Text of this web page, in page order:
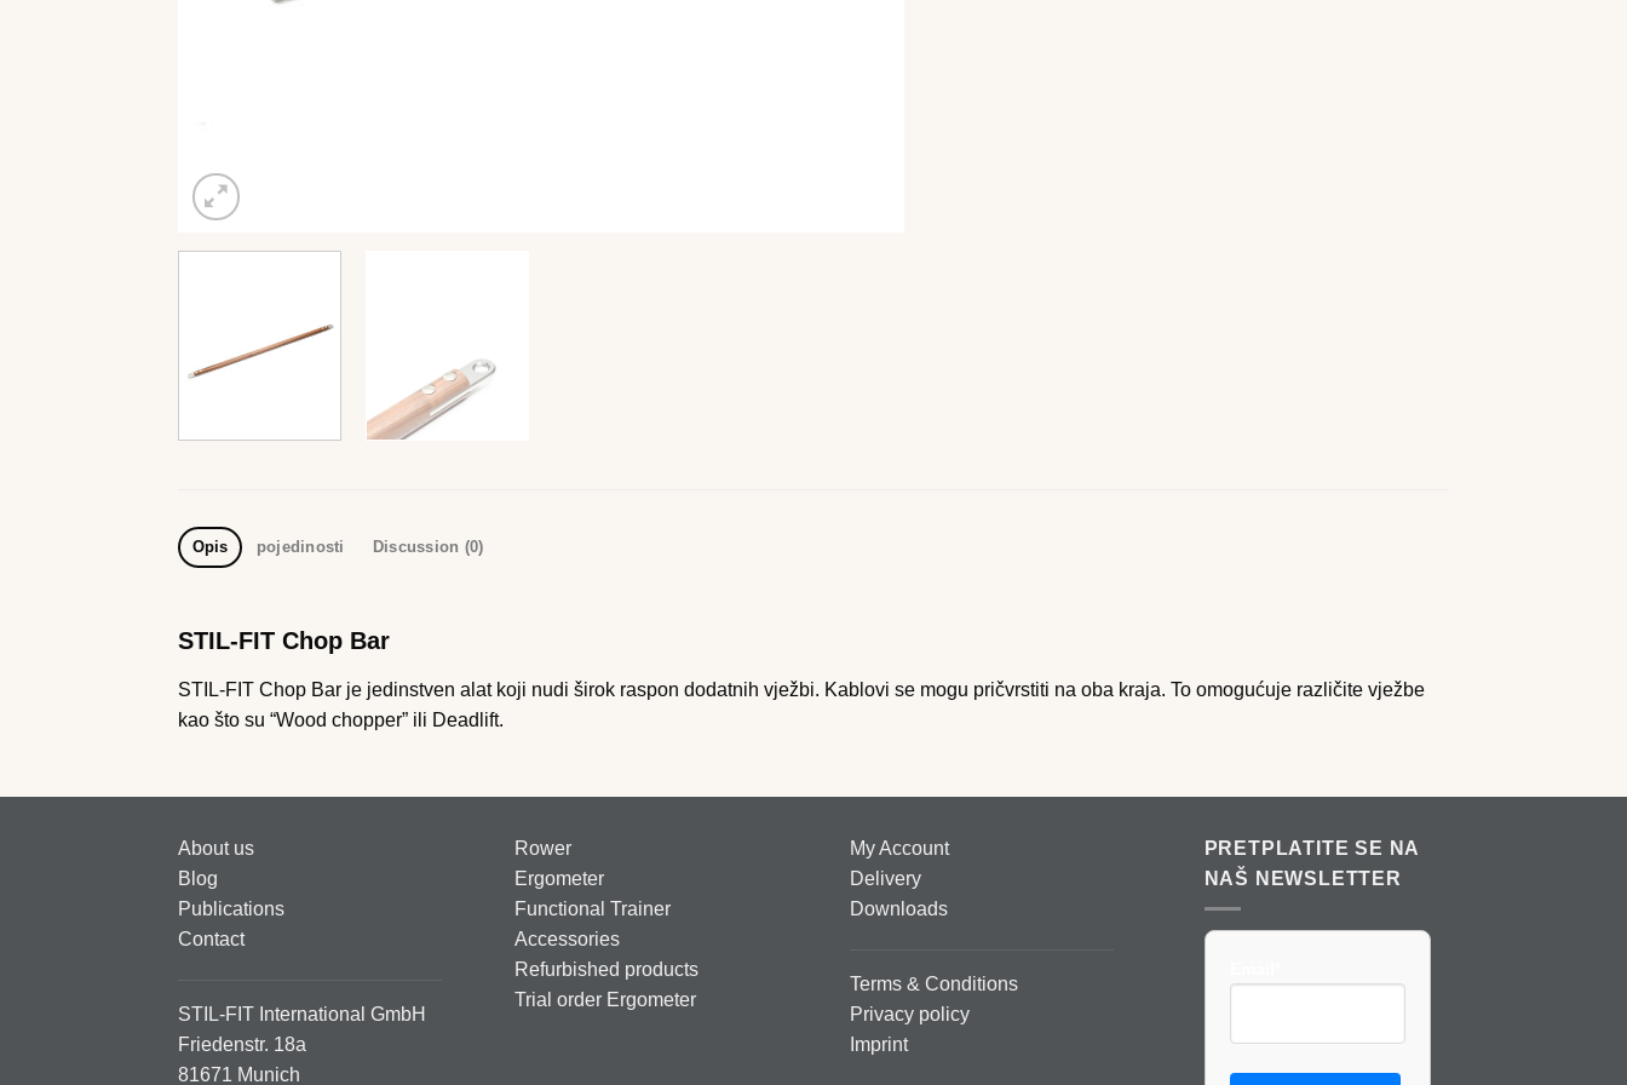
Opis pojedinosti Discussion (0)
STIL-FIT Chop Bar
STIL-FIT Chop Bar je jedinstven alat koji nudi širok raspon dodatnih vježbi. Kablovi se mogu pričvrstiti na oba kraja. To omogućuje različite vježbe
kao što su “Wood chopper” ili Deadlift.
About us
Blog
Publications
Contact
STIL-FIT International GmbH
Friedenstr. 18a
81671 Munich
Rower
Ergometer
Functional Trainer
Accessories
Refurbished products
Trial order Ergometer
My Account
Delivery
Downloads
Terms & Conditions
Privacy policy
Imprint
PRETPLATITE SE NA
NAŠ NEWSLETTER